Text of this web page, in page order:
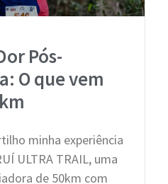
Pós-
O que vem
minha experiência
ULTRA TRAIL, uma
de 50km com